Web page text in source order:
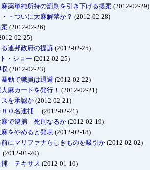
薬単純所持の罰則を引き下げる提案 (2012-02-29)
・ついに大麻解禁か？ (2012-02-28)
(2012-02-26)
02-25)
連邦政府の提訴 (2012-02-25)
・ショー (2012-02-25)
(2012-02-23)
動で職員は退避 (2012-02-22)
麻カードを発行！ (2012-02-21)
を承認か(2012-02-21)
８０名逮捕
(2012-02-21)
麻で逮捕 死刑なるか (2012-02-19)
をやめると発表 (2012-02-18)
にマリファナらしきものを吸引か (2012-02-02)
(2012-01-20)
捕 テキサス (2012-01-10)